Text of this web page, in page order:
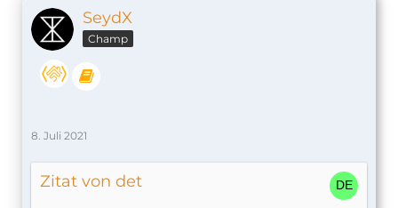
SeydX
Champ
8. Juli 2021
Zitat von det